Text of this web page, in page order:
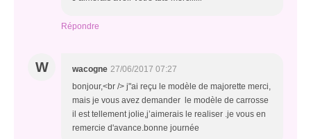
Répondre
W wacogne 27/06/2017 07:27
bonjour,<br /> j"ai reçu le modèle de majorette merci,
mais je vous avez demander le modèle de carrosse
il est tellement jolie,j’aimerais le realiser .je vous en
remercie d'avance.bonne journée